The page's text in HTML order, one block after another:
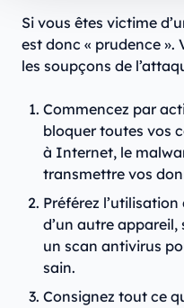
Si vous êtes victime
est donc « prudence ».
les soupçons de
Commencez par
bloquer toutes vos
à Internet, le
transmettre vos
Préférez
d’un autre
un scan antivirus
sain.
Consignez tout ce